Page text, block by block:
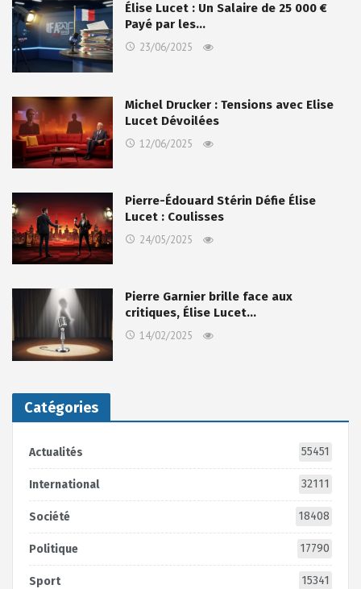
Élise Lucet : Un Salaire de 25 000 €
Payé par les…
23/06/2025
Michel Drucker : Tensions avec Elise
Lucet Dévoilées
12/06/2025
Pierre-Édouard Stérin Défie Élise
Lucet : Coulisses
24/05/2025
Pierre Garnier brille face aux
critiques, Élise Lucet…
14/02/2025
Catégories
Actualités 55451
International 32111
Société 18408
Politique 17790
Sport 15341